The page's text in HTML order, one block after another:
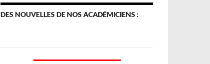
DES NOUVELLES DE NOS ACADÉMICIENS :